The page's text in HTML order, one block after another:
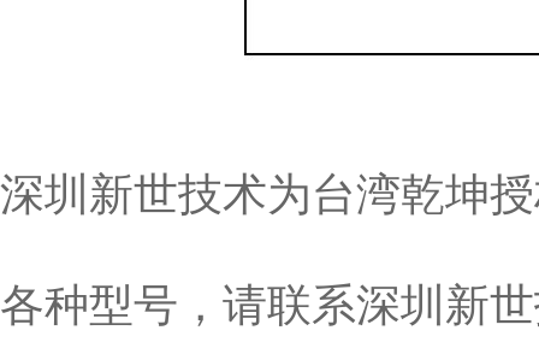
深圳新世技术为台湾乾坤
各种型号，请联系深圳新